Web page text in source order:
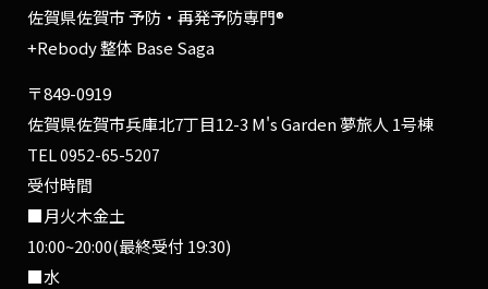
佐賀県佐賀市 予防・再発予防専門®
+Rebody 整体 Base Saga
〒849-0919
佐賀県佐賀市兵庫北7丁目12-3 M's Garden 夢旅人 1号棟
TEL0952-65-5207
受付時間
■月火木金土
10:00~20:00(最終受付 19:30)
■水